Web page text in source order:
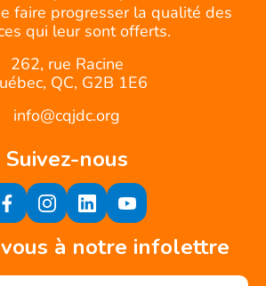
faire progresser la qualité des
qui leur sont offerts.
262, rue Racine
QC, G2B 1E6
info@cqjdc.org
Suivez-nous
à notre infolettre